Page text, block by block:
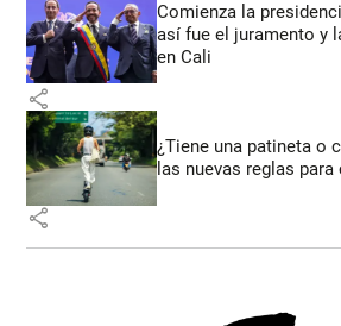
Comienza la
así fue el juramento y
en Cali
share
¿Tiene una patineta o
las nuevas reglas
share